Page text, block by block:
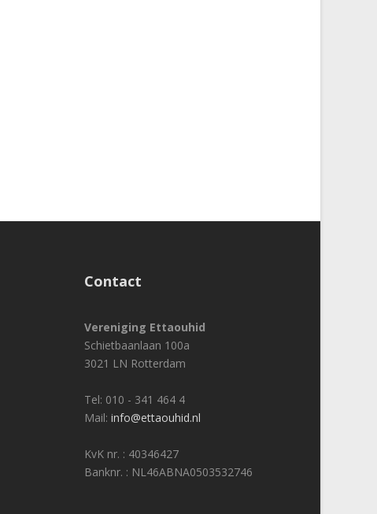
Contact
Vereniging Ettaouhid
Schietbaanlaan 100a
3021 LN Rotterdam
Tel: 010 - 341 464 4
Mail: info@ettaouhid.nl
KvK nr. : 40346427
Banknr. : NL46ABNA0503532746